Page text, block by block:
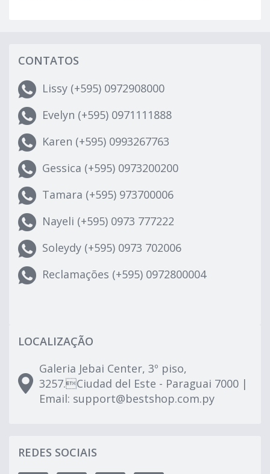
CONTATOS
Lissy (+595) 0972908000
Evelyn (+595) 0971111888
Karen (+595) 0993267763
Gessica (+595) 0973200200
Tamara (+595) 973700006
Nayeli (+595) 0973 777222
Soleydy (+595) 0973 702006
Reclamações (+595) 0972800004
LOCALIZAÇÃO
Galeria Jebai Center, 3º piso,
3257.Ciudad del Este - Paraguai 7000 |
Email: support@bestshop.com.py
REDES SOCIAIS